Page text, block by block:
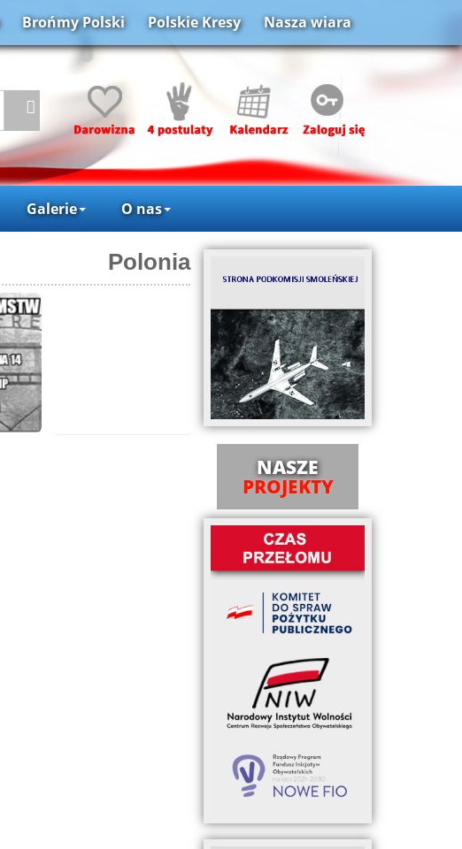
Brońmy Polski Polskie Kresy Nasza wiara
Galerie O nas
Polonia
NASZE
PROJEKTY